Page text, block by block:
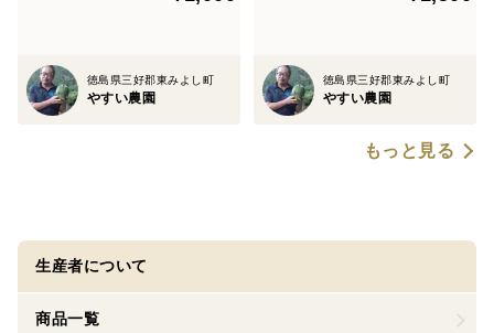
徳島県三好郡東みよし町
やすい農園
徳島県三好郡東みよし町
やすい農園
もっと見る
生産者について
商品一覧